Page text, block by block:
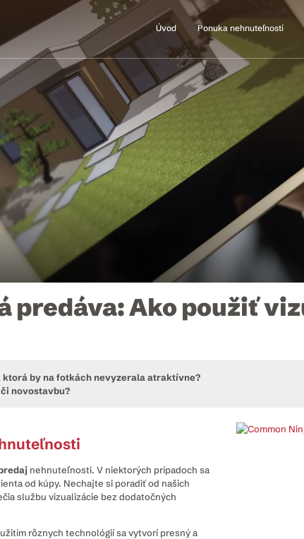
Úvod Ponuka nehnuteľností
predáva: Ako použiť
by na fotkách nevyzerala atraktívne?
novostavbu?
nehnuteľnosti. V niektorých prípadoch sa
od kúpy. Nechajte si poradiť od našich
službu vizualizácie bez dodatočných
rôznych technológií sa vytvorí presný a